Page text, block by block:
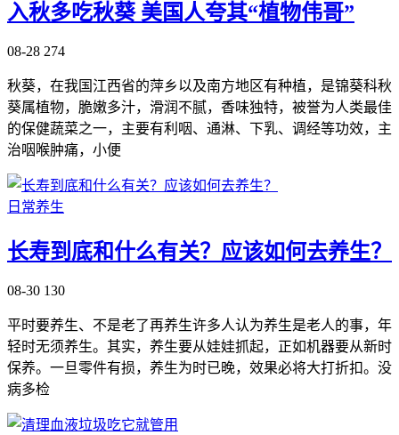
入秋多吃秋葵 美国人夸其“植物伟哥”
08-28 274
秋葵，在我国江西省的萍乡以及南方地区有种植，是锦葵科秋
葵属植物，脆嫩多汁，滑润不腻，香味独特，被誉为人类最佳
的保健蔬菜之一，主要有利咽、通淋、下乳、调经等功效，主
治咽喉肿痛，小便
日常养生
长寿到底和什么有关？应该如何去养生？
08-30 130
平时要养生、不是老了再养生许多人认为养生是老人的事，年
轻时无须养生。其实，养生要从娃娃抓起，正如机器要从新时
保养。一旦零件有损，养生为时已晚，效果必将大打折扣。没
病多检